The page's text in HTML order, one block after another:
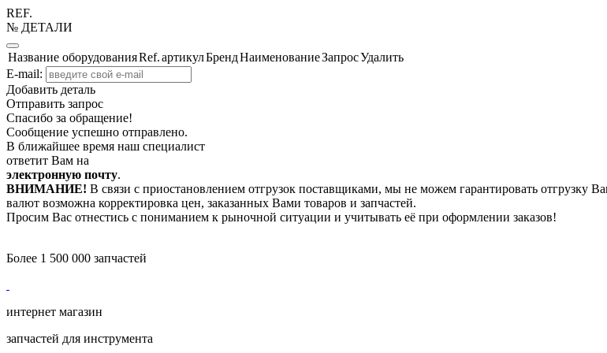
REF.
№ ДЕТАЛИ
Название оборудованияRef.артикулБрендНаименованиеЗапросУдалить
E-mail:
Добавить деталь
Отправить запрос
Спасибо за обращение!
Сообщение успешно отправлено.
В ближайшее время наш специалист
ответит Вам на
электронную почту.
ВНИМАНИЕ! В связи с приостановлением отгрузок поставщиками, мы не можем гарантировать отгрузку
валют возможна корректировка цен, заказанных Вами товаров и запчастей.
Просим Вас отнестись с пониманием к рыночной ситуации и учитывать её при оформлении заказов!
Более 1 500 000 запчастей
интернет магазин
запчастей для инструмента